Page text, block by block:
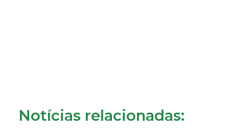
Notícias relacionadas: